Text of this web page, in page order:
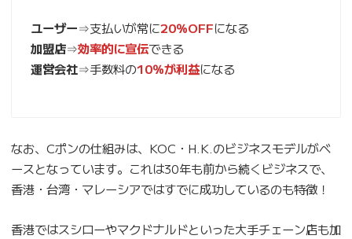
ユーザー⇒支払いが常に20％OFFになる
加盟店⇒効率的に宣伝できる
運営会社⇒手数料の10％が利益になる
なお、Cポンの仕組みは、KOC・H.K.のビジネスモデルがベ
ースとなっています。これは30年も前から続くビジネスで、
香港・台湾・マレーシアではすでに成功しているのも特徴！
香港ではスシローやマクドナルドといった大手チェーン店も加